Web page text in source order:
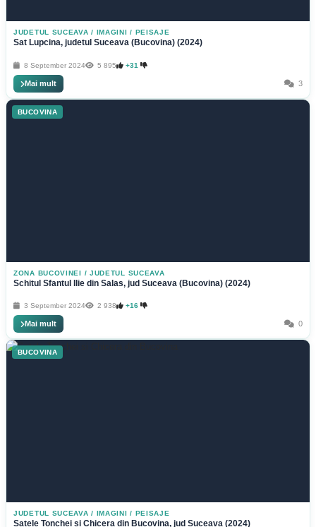
JUDETUL SUCEAVA / IMAGINI / PEISAJE
Sat Lupcina, judetul Suceava (Bucovina) (2024)
8 September 2024 5 895 +31
Mai mult 3
BUCOVINA
ZONA BUCOVINEI / JUDETUL SUCEAVA
Schitul Sfantul Ilie din Salas, jud Suceava (Bucovina) (2024)
3 September 2024 2 938 +16
Mai mult 0
BUCOVINA
JUDETUL SUCEAVA / IMAGINI / PEISAJE
Satele Tonchei si Chicera din Bucovina, jud Suceava (2024)